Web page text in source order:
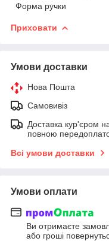
Форма ручки
Приховати
Умови доставки
Нова Пошта
Самовивіз
Доставка кур'єром
повною
Всі умови доставки
Умови оплати
Ви отримаєте
або гроші